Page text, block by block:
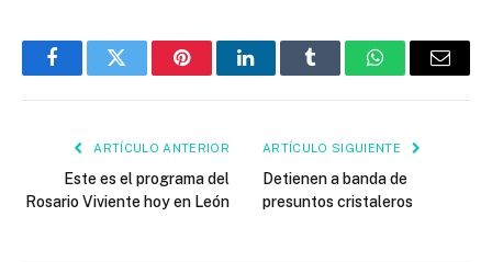
FacebookTwitter PinterestLinkedInTumblr WhatsAppEmail
ARTÍCULO ANTERIOR
Este es el programa del
Rosario Viviente hoy en León
ARTÍCULO SIGUIENTE
Detienen a banda de
presuntos cristaleros